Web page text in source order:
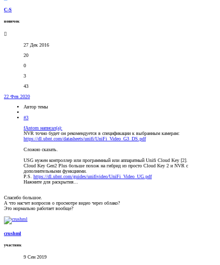
C-S
новичок
27 Дек 2016
20
0
3
43
22 Фев 2020
Автор темы
#3
fAntom написал(а):
NVR точно будет он рекомендуется в спецификации к выбранным камерам:
https://dl.ubnt.com/datasheets/unifi/UniFi_Video_G3_DS.pdf
Сложно сказать.
USG нужен контроллер или программный или аппаратный Unifi Cloud Key [2].
Cloud Key Gen2 Plus больше похож на гибрид из просто Cloud Key 2 и NVR с
дополнительными функциями.
P.S. https://dl.ubnt.com/guides/unifivideo/UniFi_Video_UG.pdf
Нажмите для раскрытия...
Спасибо большое.
А что насчет вопросов о просмотре видео через облако?
Это нормально работает вообще?
crushml
участник
9 Сен 2019